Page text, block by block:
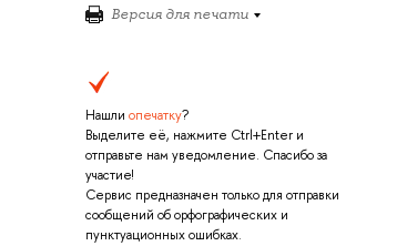
Версия для печати
Нашли опечатку?
Выделите её, нажмите Ctrl+Enter и
отправьте нам уведомление. Спасибо за
участие!
Сервис предназначен только для отправки
сообщений об орфографических и
пунктуационных ошибках.